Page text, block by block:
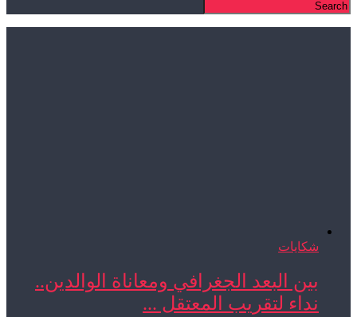
شكايات
بين البعد الجغرافي ومعاناة الوالدين..
نداء لتقريب المعتقل ...